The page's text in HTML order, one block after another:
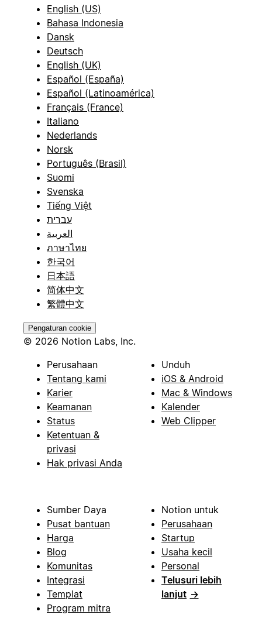
English (US)
Bahasa Indonesia
Dansk
Deutsch
English (UK)
Español (España)
Español (Latinoamérica)
Français (France)
Italiano
Nederlands
Norsk
Português (Brasil)
Suomi
Svenska
Tiếng Việt
עברית
العربية
ภาษาไทย
한국어
日本語
简体中文
繁體中文
Pengaturan cookie
© 2026 Notion Labs, Inc.
Perusahaan
Tentang kami
Karier
Keamanan
Status
Ketentuan &
privasi
Hak privasi Anda
Unduh
iOS & Android
Mac & Windows
Kalender
Web Clipper
Sumber Daya
Pusat bantuan
Harga
Blog
Komunitas
Integrasi
Templat
Program mitra
Notion untuk
Perusahaan
Startup
Usaha kecil
Personal
Telusuri lebih
lanjut →